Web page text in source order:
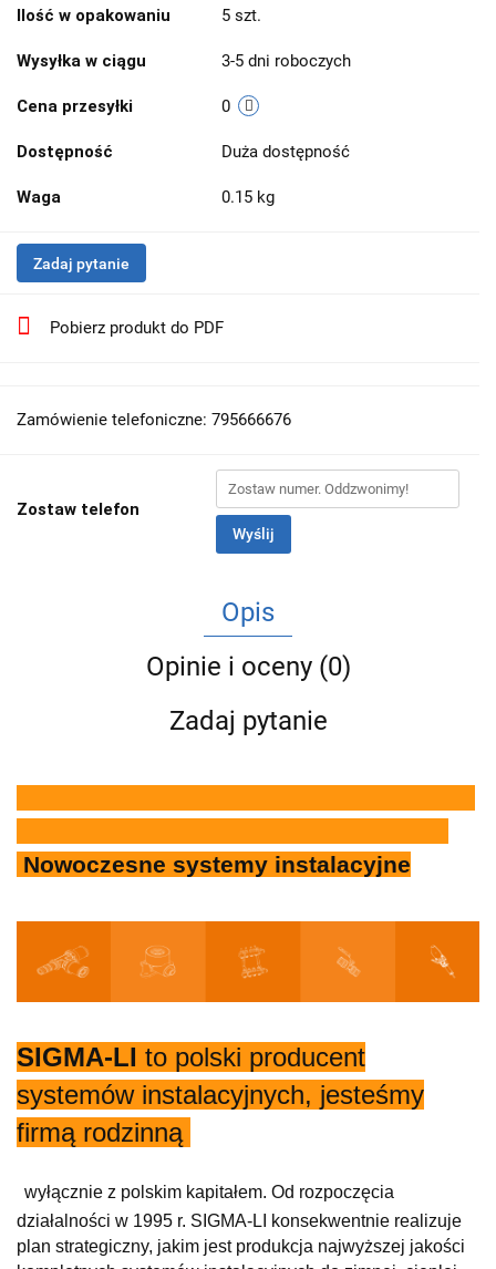
Ilość w opakowaniu 5 szt.
Wysyłka w ciągu 3-5 dni roboczych
Cena przesyłki 0
Dostępność Duża dostępność
Waga 0.15 kg
Zadaj pytanie
Pobierz produkt do PDF
Zamówienie telefoniczne: 795666676
Zostaw telefon
Wyślij
Opis
Opinie i oceny (0)
Zadaj pytanie
Nowoczesne systemy instalacyjne
SIGMA-LI to polski producent
systemów instalacyjnych, jesteśmy
firmą rodzinną
wyłącznie z polskim kapitałem. Od rozpoczęcia
działalności w 1995 r. SIGMA-LI konsekwentnie realizuje
plan strategiczny, jakim jest produkcja najwyższej jakości